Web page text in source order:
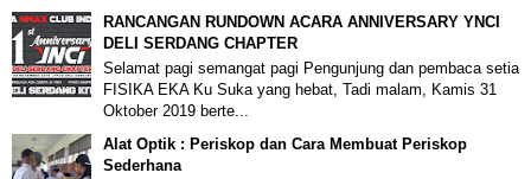
RANCANGAN RUNDOWN ACARA ANNIVERSARY YNCI
DELI SERDANG CHAPTER
Selamat pagi semangat pagi Pengunjung dan pembaca setia
FISIKA EKA Ku Suka yang hebat, Tadi malam, Kamis 31
Oktober 2019 berte...
Alat Optik : Periskop dan Cara Membuat Periskop
Sederhana